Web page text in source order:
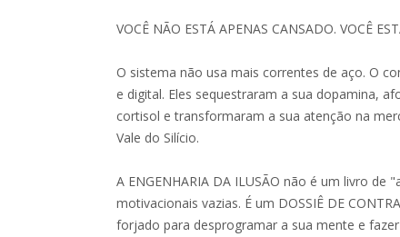
VOCÊ NÃO ESTÁ APENAS CANSADO. VOCÊ
O sistema não usa mais correntes de aço. O
e digital. Eles sequestraram a sua dopamina,
cortisol e transformaram a sua atenção na
Vale do Silício.
A ENGENHARIA DA ILUSÃO não é um livro de
motivacionais vazias. É um DOSSIÊ DE
forjado para desprogramar a sua mente e